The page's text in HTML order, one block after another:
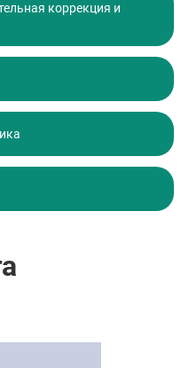
коррекция и